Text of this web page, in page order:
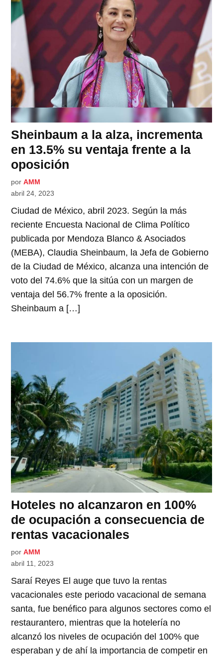
Sheinbaum a la alza, incrementa
en 13.5% su ventaja frente a la
oposición
por AMM
abril 24, 2023
Ciudad de México, abril 2023. Según la más
reciente Encuesta Nacional de Clima Político
publicada por Mendoza Blanco & Asociados
(MEBA), Claudia Sheinbaum, la Jefa de Gobierno
de la Ciudad de México, alcanza una intención de
voto del 74.6% que la sitúa con un margen de
ventaja del 56.7% frente a la oposición.
Sheinbaum a […]
Hoteles no alcanzaron en 100%
de ocupación a consecuencia de
rentas vacacionales
por AMM
abril 11, 2023
Saraí Reyes El auge que tuvo la rentas
vacacionales este periodo vacacional de semana
santa, fue benéfico para algunos sectores como el
restaurantero, mientras que la hotelería no
alcanzó los niveles de ocupación del 100% que
esperaban y de ahí la importancia de competir en